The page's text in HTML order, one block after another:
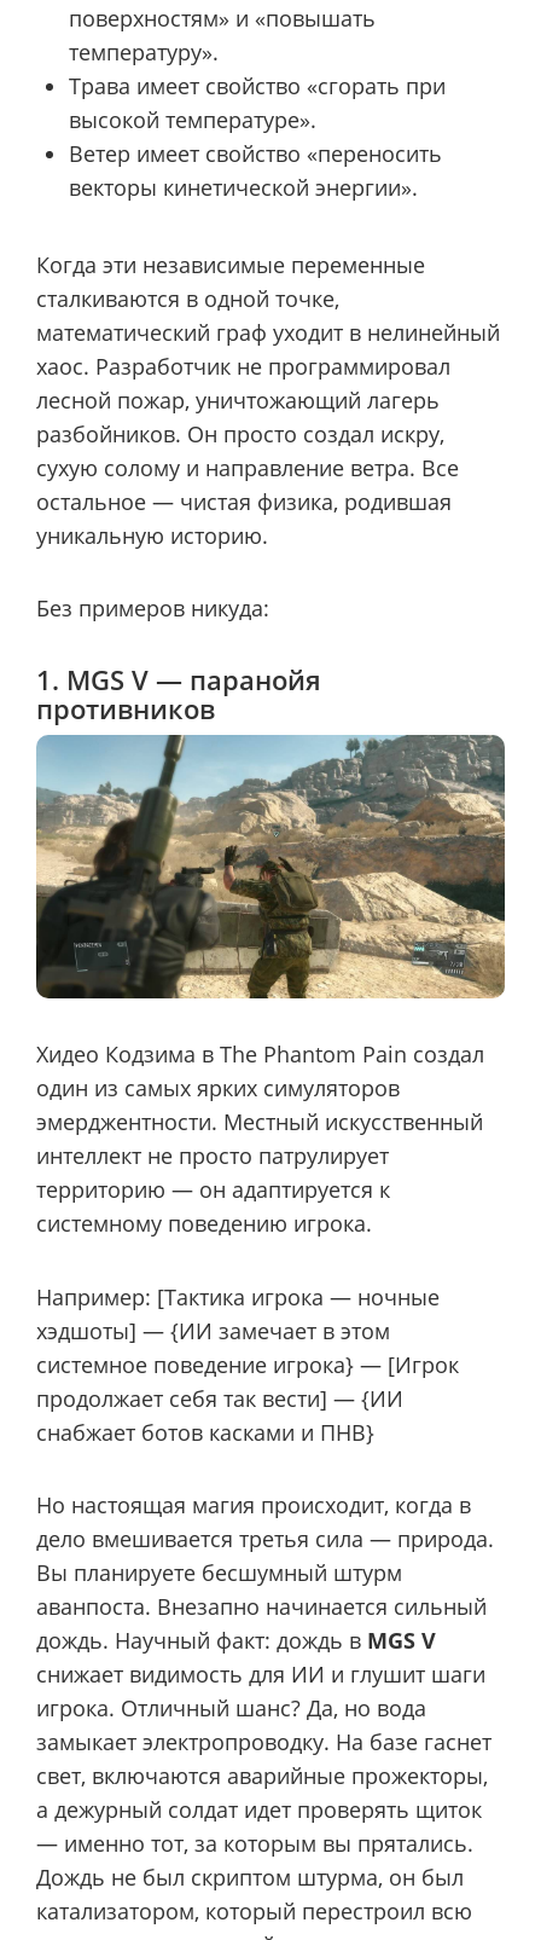
поверхностям» и «повышать
температуру».
Трава имеет свойство «сгорать при
высокой температуре».
Ветер имеет свойство «переносить
векторы кинетической энергии».
Когда эти независимые переменные
сталкиваются в одной точке,
математический граф уходит в нелинейный
хаос. Разработчик не программировал
лесной пожар, уничтожающий лагерь
разбойников. Он просто создал искру,
сухую солому и направление ветра. Все
остальное — чистая физика, родившая
уникальную историю.
Без примеров никуда:
1. MGS V — паранойя
противников
Хидео Кодзима в The Phantom Pain создал
один из самых ярких симуляторов
эмерджентности. Местный искусственный
интеллект не просто патрулирует
территорию — он адаптируется к
системному поведению игрока.
Например: [Тактика игрока — ночные
хэдшоты] — {ИИ замечает в этом
системное поведение игрока} — [Игрок
продолжает себя так вести] — {ИИ
снабжает ботов касками и ПНВ}
Но настоящая магия происходит, когда в
дело вмешивается третья сила — природа.
Вы планируете бесшумный штурм
аванпоста. Внезапно начинается сильный
дождь. Научный факт: дождь в MGS V
снижает видимость для ИИ и глушит шаги
игрока. Отличный шанс? Да, но вода
замыкает электропроводку. На базе гаснет
свет, включаются аварийные прожекторы,
а дежурный солдат идет проверять щиток
— именно тот, за которым вы прятались.
Дождь не был скриптом штурма, он был
катализатором, который перестроил всю